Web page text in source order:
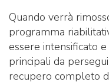
Quando verrà
programma
essere intensificato
principali da
recupero completo